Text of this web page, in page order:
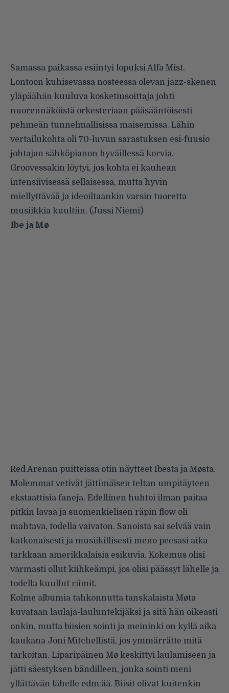
Samassa paikassa esiintyi lopuksi Alfa Mist.
Lontoon kuhisevassa nosteessa olevan jazz-skenen
yläpäähän kuuluva kosketinsoittaja johti
nuorennäköistä orkesteriaan pääsääntöisesti
pehmeän tunnelmallisissa maisemissa. Lähin
vertailukohta oli 70-luvun sarastuksen esi-fuusio
johtajan sähköpianon hyväillessä korvia.
Groovessakin löytyi, jos kohta ei kauhean
intensiivisessä sellaisessa, mutta hyvin
miellyttävää ja ideoiltaankin varsin tuoretta
musiikkia kuultiin. (Jussi Niemi)
Ibe ja Mø
Red Arenan puitteissa otin näytteet Ibesta ja Møsta.
Molemmat vetivät jättimäisen teltan umpitäyteen
ekstaattisia faneja. Edellinen huhtoi ilman paitaa
pitkin lavaa ja suomenkielisen räpin flow oli
mahtava, todella vaivaton. Sanoista sai selvää vain
katkonaisesti ja musiikillisesti meno peesasi aika
tarkkaan amerikkalaisia esikuvia. Kokemus olisi
varmasti ollut kiihkeämpi, jos olisi päässyt lähelle ja
todella kuullut riimit.
Kolme albumia tahkonnutta tanskalaista Møta
kuvataan laulaja-lauluntekijäksi ja sitä hän oikeasti
onkin, mutta biisien sointi ja meininki on kyllä aika
kaukana Joni Mitchellistä, jos ymmärrätte mitä
tarkoitan. Liparipäinen Mø keskittyi laulamiseen ja
jätti säestyksen bändilleen, jonka sointi meni
yllättävän lähelle edm:ää. Biisit olivat kuitenkin